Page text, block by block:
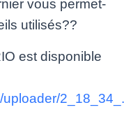
vous permet-
utilisés??
est disponible
uploader/